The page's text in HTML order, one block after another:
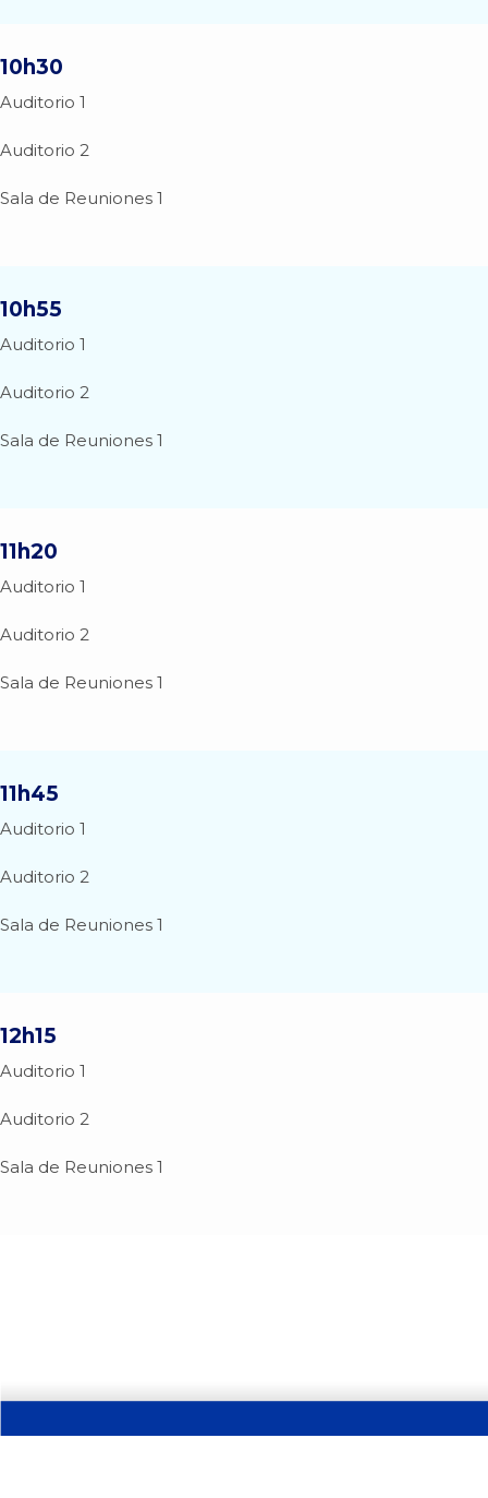
10h30
Auditorio 1
Auditorio 2
Sala de Reuniones 1
10h55
Auditorio 1
Auditorio 2
Sala de Reuniones 1
11h20
Auditorio 1
Auditorio 2
Sala de Reuniones 1
11h45
Auditorio 1
Auditorio 2
Sala de Reuniones 1
12h15
Auditorio 1
Auditorio 2
Sala de Reuniones 1